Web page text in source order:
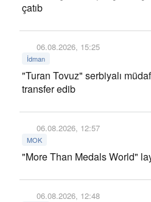
çatıb
06.08.2026, 15:25
İdman
"Turan Tovuz" serbiyalı
transfer edib
06.08.2026, 12:57
MOK
"More Than Medals World"
06.08.2026, 12:48